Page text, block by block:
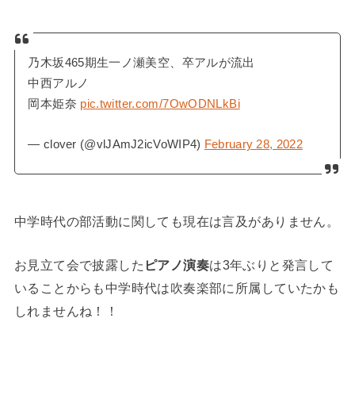
乃木坂465期生一ノ瀬美空、卒アルが流出
中西アルノ
岡本姫奈 pic.twitter.com/7OwODNLkBi
— clover (@vlJAmJ2icVoWIP4) February 28, 2022
中学時代の部活動に関しても現在は言及がありません。
お見立て会で披露した ピアノ演奏は3年ぶりと発言して
いることからも中学時代は吹奏楽部に所属していたかも
しれませんね！！